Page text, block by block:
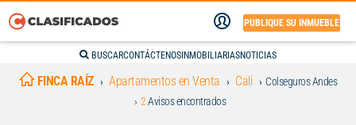
PUBLIQUE SU INMUEBLE
BUSCARCONTÁCTENOS INMOBILIARIASNOTICIAS
FINCA RAÍZ Apartamentos en Venta Cali
Colseguros Andes
2Avisos encontrados